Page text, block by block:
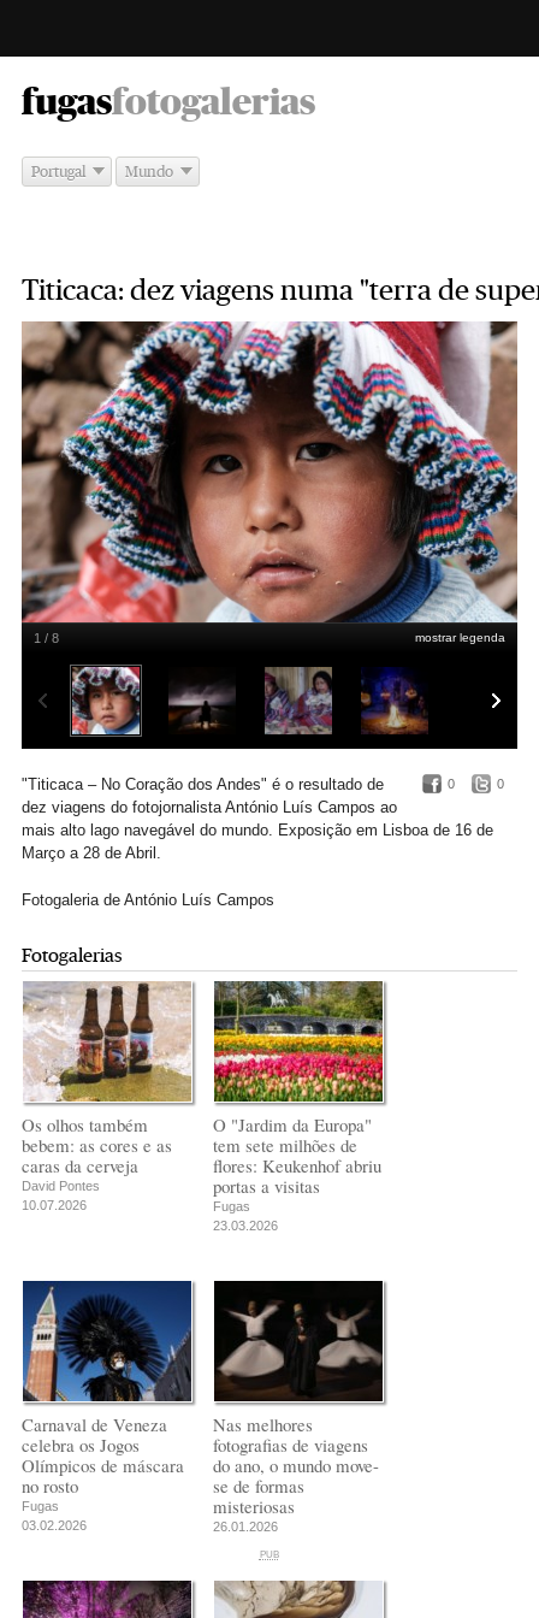
fugas -
fotogalerias
Portugal Mundo
Titicaca: dez viagens numa "terra de
mostrar legenda
1 / 8
0 0
"Titicaca – No Coração dos Andes" é o resultado de
dez viagens do fotojornalista António Luís Campos ao
mais alto lago navegável do mundo. Exposição em Lisboa de 16 de
Março a 28 de Abril.
Fotogaleria de António Luís Campos
Fotogalerias
Os olhos também
bebem: as cores e as
caras da cerveja
David Pontes
10.07.2026
O "Jardim da Europa"
tem sete milhões de
flores: Keukenhof abriu
portas a visitas
Fugas
23.03.2026
Carnaval de Veneza
celebra os Jogos
Olímpicos de máscara
no rosto
Fugas
03.02.2026
Nas melhores
fotografias de viagens
do ano, o mundo move-
se de formas
misteriosas
26.01.2026
PUB
PUB